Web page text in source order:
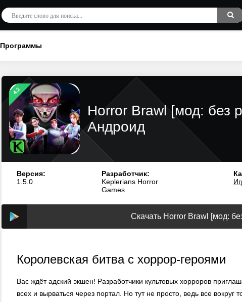
Программы
4.2
Horror Brawl [мод: без
Андроид
Версия:
1.5.0
Разработчик:
Keplerians Horror
Games
Скачать Horror Brawl [мод:
Королевская битва с хоррор-героями
Вас ждёт адский экшен! Разработчики культовых хорроров
всех и вырваться через портал. Но тут не просто, ведь все вокруг